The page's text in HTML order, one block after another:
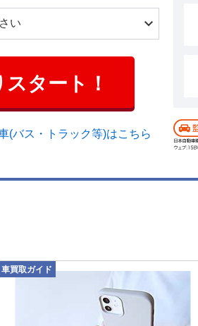
スタート！
(バス・トラック等)はこちら
車買取ガイド